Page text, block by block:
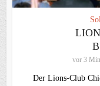
vor 3
Der Lions-Club